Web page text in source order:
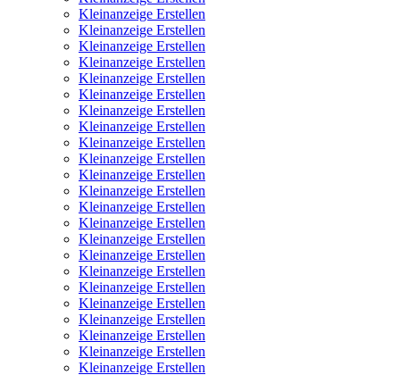
Kleinanzeige Erstellen
Kleinanzeige Erstellen
Kleinanzeige Erstellen
Kleinanzeige Erstellen
Kleinanzeige Erstellen
Kleinanzeige Erstellen
Kleinanzeige Erstellen
Kleinanzeige Erstellen
Kleinanzeige Erstellen
Kleinanzeige Erstellen
Kleinanzeige Erstellen
Kleinanzeige Erstellen
Kleinanzeige Erstellen
Kleinanzeige Erstellen
Kleinanzeige Erstellen
Kleinanzeige Erstellen
Kleinanzeige Erstellen
Kleinanzeige Erstellen
Kleinanzeige Erstellen
Kleinanzeige Erstellen
Kleinanzeige Erstellen
Kleinanzeige Erstellen
Kleinanzeige Erstellen